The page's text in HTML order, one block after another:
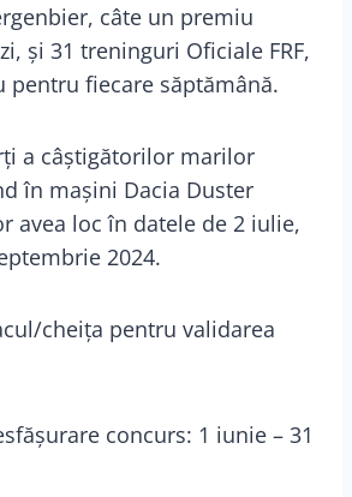
câte un premiu
și 31 treninguri Oficiale FRF,
pentru fiecare săptămână.
a câștigătorilor marilor
în mașini Dacia Duster
avea loc în datele de 2 iulie,
2024.
cheița pentru validarea
concurs: 1 iunie – 31